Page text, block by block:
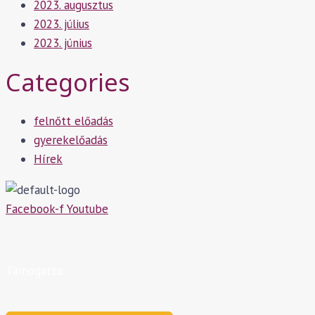
2023. augusztus
2023. július
2023. június
Categories
felnőtt előadás
gyerekelőadás
Hírek
Facebook-fYoutube